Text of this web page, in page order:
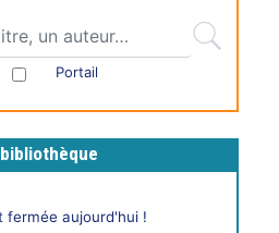
Portail
fermée aujourd'hui !